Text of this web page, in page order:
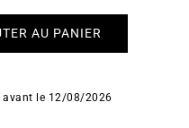
AU PANIER
avant le 12/08/2026